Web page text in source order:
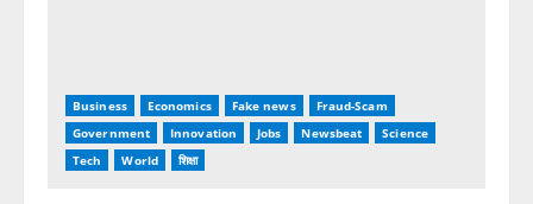
Business Economics Fake news
Fraud-Scam
Government
Innovation Jobs Newsbeat
Science
Tech
World शिक्षा